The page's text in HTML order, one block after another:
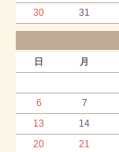
30
31
日 月
6
7
13
14
20
21